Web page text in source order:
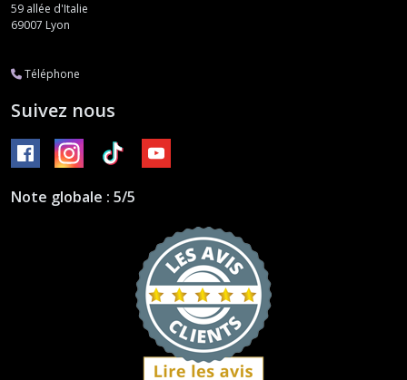
59 allée d'Italie
69007 Lyon
Téléphone
Suivez nous
Note globale : 5/5